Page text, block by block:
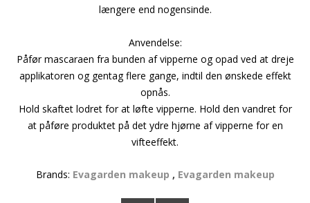
længere end nogensinde.
Anvendelse:
Påfør mascaraen fra bunden af vipperne og opad ved at dreje
applikatoren og gentag flere gange, indtil den ønskede effekt
opnås.
Hold skaftet lodret for at løfte vipperne. Hold den vandret for
at påføre produktet på det ydre hjørne af vipperne for en
vifteeffekt.
Brands: Evagarden makeup , Evagarden makeup